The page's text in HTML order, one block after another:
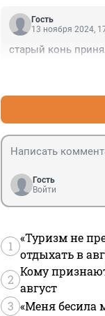
Гость
13 ноября 2024,
старый конь
Гость
Войти
1
«Туризм не
отдыхать в
2
Кому
август
3 «Меня бесила